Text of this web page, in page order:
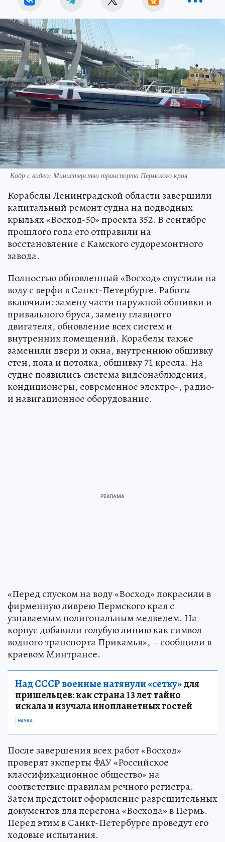
Кадр с видео: Министерство транспорта Пермского края
Корабелы Ленинградской области завершили
капитальный ремонт судна на подводных
крыльях «Восход-50» проекта 352. В сентябре
прошлого года его отправили на
восстановление с Камского судоремонтного
завода.
Полностью обновленный «Восход» спустили на
воду с верфи в Санкт-Петербурге. Работы
включили: замену части наружной обшивки и
привального бруса, замену главногго
двигателя, обновление всех систем и
внутренних помещений. Корабелы также
заменили двери и окна, внутреннюю обшивку
стен, пола и потолка, обшивку 71 кресла. На
судне появились система видеонаблюдения,
кондиционеры, современное электро-, радио-
и навигационное оборудование.
«Перед спуском на воду «Восход» покрасили в
фирменную ливрею Пермского края с
узнаваемым полигональным медведем. На
корпус добавили голубую линию как символ
водного транспорта Прикамья», – сообщили в
краевом Минтрансе.
Над СССР военные натянули «сетку»для
пришельцев: как страна 13 лет тайно
искала и изучала инопланетных гостей
НАУКА
После завершения всех работ «Восход»
проверят эксперты ФАУ «Российское
классификационное общество» на
соответствие правилам речного регистра.
Затем предстоит оформление разрешительных
документов для перегона «Восхода» в Пермь.
Перед этим в Санкт-Петербурге проведут его
ходовые испытания.